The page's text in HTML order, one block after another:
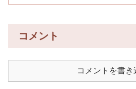
コメント
コメントを書き